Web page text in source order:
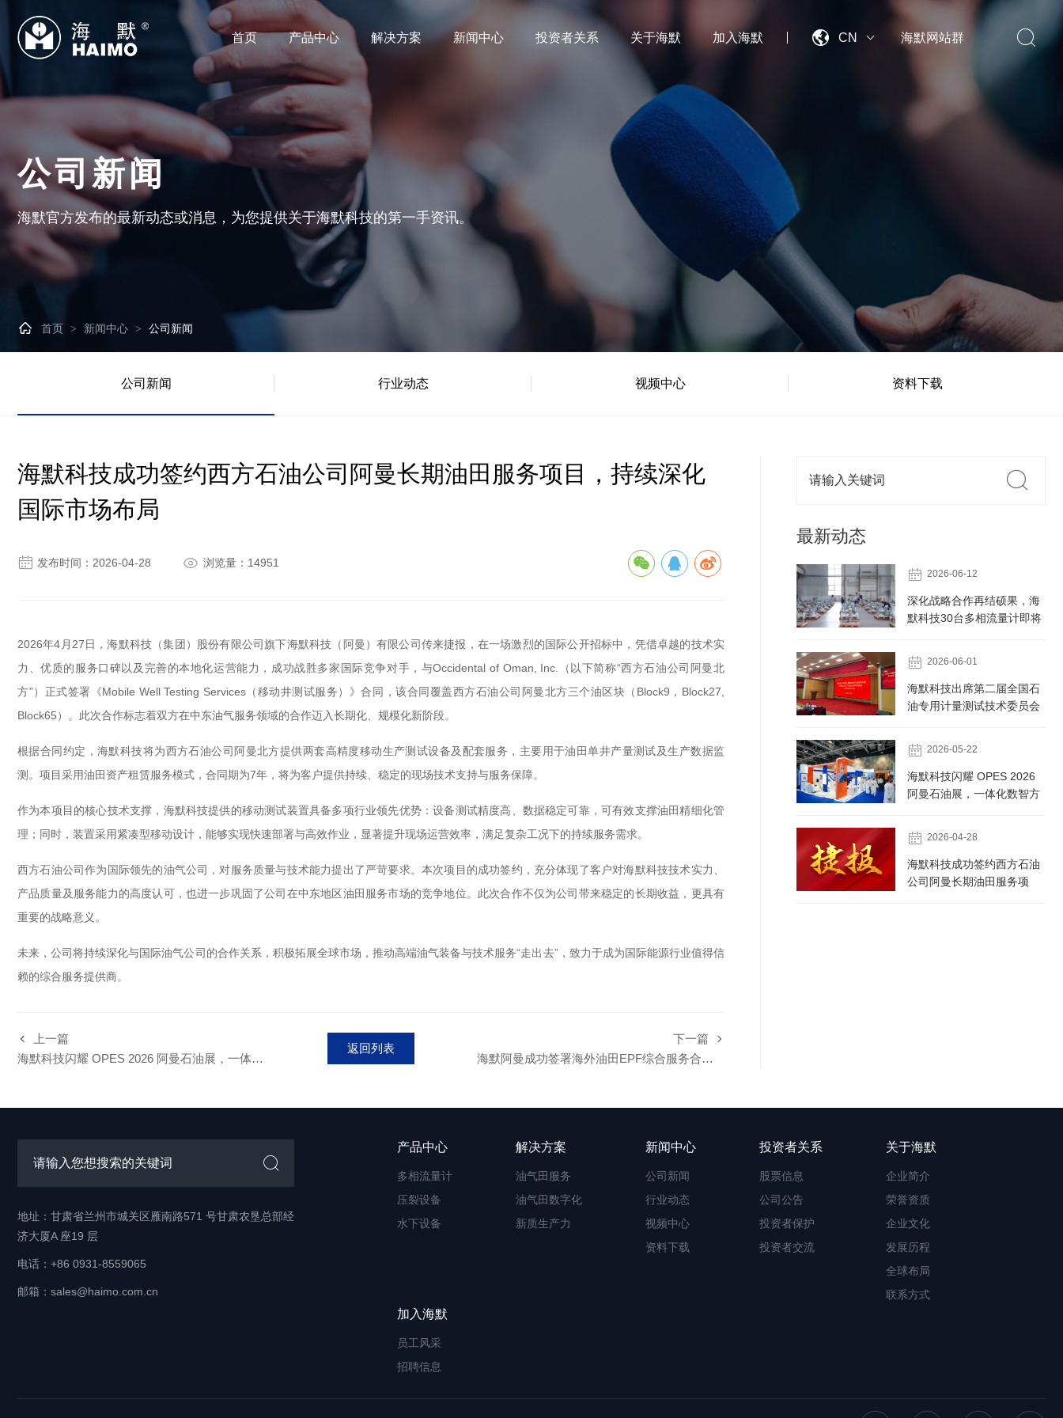
首页 产品中心 解决方案 新闻中心 投资者关系 关于海默 加入海默  CN 海默网站群 
公司新闻
海默官方发布的最新动态或消息，为您提供关于海默科技的第一手资讯。
 首页 > 新闻中心 > 公司新闻
公司新闻 行业动态 视频中心 资料下载
海默科技成功签约西方石油公司阿曼长期油田服务项目，持续深化
国际市场布局
 发布时间：2026-04-28  浏览量：14951
2026年4月27日，海默科技（集团）股份有限公司旗下海默科技（阿曼）有限公司传来捷报，在一场激烈的国际公开招标中，凭借卓越的技术实
力、优质的服务口碑以及完善的本地化运营能力，成功战胜多家国际竞争对手，与Occidental of Oman, Inc.（以下简称“西方石油公司阿曼北
方”）正式签署《Mobile Well Testing Services（移动井测试服务）》合同，该合同覆盖西方石油公司阿曼北方三个油区块（Block9，Block27,
Block65）。此次合作标志着双方在中东油气服务领域的合作迈入长期化、规模化新阶段。
根据合同约定，海默科技将为西方石油公司阿曼北方提供两套高精度移动生产测试设备及配套服务，主要用于油田单井产量测试及生产数据监
测。项目采用油田资产租赁服务模式，合同期为7年，将为客户提供持续、稳定的现场技术支持与服务保障。
作为本项目的核心技术支撑，海默科技提供的移动测试装置具备多项行业领先优势：设备测试精度高、数据稳定可靠，可有效支撑油田精细化管
理；同时，装置采用紧凑型移动设计，能够实现快速部署与高效作业，显著提升现场运营效率，满足复杂工况下的持续服务需求。
西方石油公司作为国际领先的油气公司，对服务质量与技术能力提出了严苛要求。本次项目的成功签约，充分体现了客户对海默科技技术实力、
产品质量及服务能力的高度认可，也进一步巩固了公司在中东地区油田服务市场的竞争地位。此次合作不仅为公司带来稳定的长期收益，更具有
重要的战略意义。
未来，公司将持续深化与国际油气公司的合作关系，积极拓展全球市场，推动高端油气装备与技术服务“走出去”，致力于成为国际能源行业值得信
赖的综合服务提供商。
上一篇
海默科技闪耀 OPES 2026 阿曼石油展，一体化数智方案助力油气行业高质量发展
返回列表
下一篇
海默阿曼成功签署海外油田EPF综合服务合同，持续深化海外战略布局
最新动态
 2026-06-12
深化战略合作再结硕果，海
默科技30台多相流量计即将
 2026-06-01
海默科技出席第二届全国石
油专用计量测试技术委员会
 2026-05-22
海默科技闪耀 OPES 2026
阿曼石油展，一体化数智方
 2026-04-28
海默科技成功签约西方石油
公司阿曼长期油田服务项
地址：甘肃省兰州市城关区雁南路571 号甘肃农垦总部经
济大厦A 座19 层
电话：+86 0931-8559065
邮箱： sales@haimo.com.cn
产品中心
多相流量计
压裂设备
水下设备
解决方案
油气田服务
油气田数字化
新质生产力
新闻中心
公司新闻
行业动态
视频中心
资料下载
投资者关系
股票信息
公司公告
投资者保护
投资者交流
关于海默
企业简介
荣誉资质
企业文化
发展历程
全球布局
联系方式
加入海默
员工风采
招聘信息